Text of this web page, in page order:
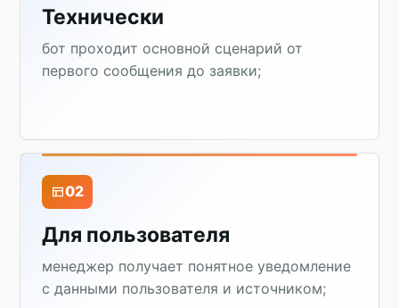
Технически
бот проходит основной сценарий от
первого сообщения до заявки;
02
Для пользователя
менеджер получает понятное уведомление
с данными пользователя и источником;